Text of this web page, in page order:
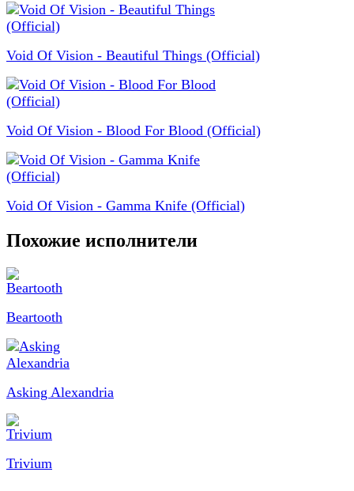
Void Of Vision - Beautiful Things (Official)
Void Of Vision - Blood For Blood (Official)
Void Of Vision - Gamma Knife (Official)
Похожие исполнители
Beartooth
Asking Alexandria
Trivium